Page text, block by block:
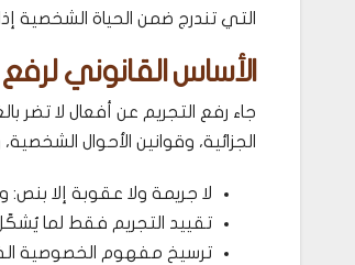
التي تندرج ضمن الحياة الشخصية
الأساس القانوني
جاء رفع التجريم عن أفعال لا تضر
الجزائية، وقوانين الأحوال
لا جريمة ولا عقوبة إلا
تقييد التجريم فقط لما
ترسيخ مفهوم الخصوصية